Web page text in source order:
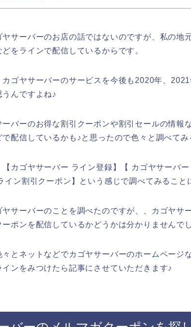
ヤサーバーのお店の話ではないのですが、私の地
をラインで配信しているからです。
カゴヤサーバーのサービスを今後も2020年、
んですよね♪
ーバーのお得な割引クーポンや割引セールの情報
配信しているかも♪と思ったので色々と調べてみ
カゴヤサーバー ライン登録】【 カゴヤサーバ
イン割引クーポン】という感じで調べてみること
ヤサーバーのことを調べたのですが、、カゴヤサ
ポンを配信しているかどうかは分かりませんでし
とネットなどでカゴヤサーバーのホームページ
インをみつけたら記事にさせていただきます♪